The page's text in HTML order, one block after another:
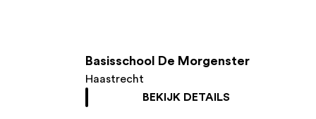
Basisschool De Morgenster
Haastrecht
BEKIJK DETAILS